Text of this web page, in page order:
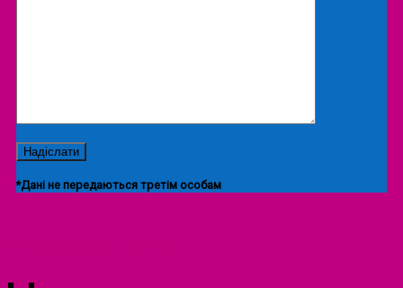
*Дані не передаються третім особам